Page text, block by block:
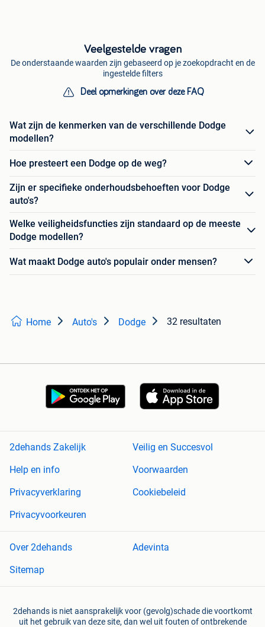
Veelgestelde vragen
De onderstaande waarden zijn gebaseerd op je zoekopdracht en de
ingestelde filters
Deel opmerkingen over deze FAQ
Wat zijn de kenmerken van de verschillende Dodge
modellen?
Hoe presteert een Dodge op de weg?
Zijn er specifieke onderhoudsbehoeften voor Dodge
auto's?
Welke veiligheidsfuncties zijn standaard op de meeste
Dodge modellen?
Wat maakt Dodge auto's populair onder mensen?
Home Auto's Dodge 32 resultaten
2dehands Zakelijk
Veilig en Succesvol
Help en info
Voorwaarden
Privacyverklaring
Cookiebeleid
Privacyvoorkeuren
Over 2dehands
Adevinta
Sitemap
2dehands is niet aansprakelijk voor (gevolg)schade die voortkomt
uit het gebruik van deze site, dan wel uit fouten of ontbrekende